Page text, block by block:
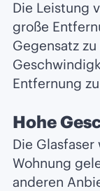
Die Leistung
große
Gegensatz
Entfernung
Hohe
Die
Wohnung
anderen